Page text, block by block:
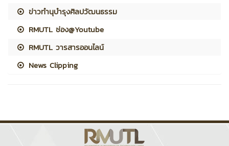
ข่าวทำนุบำรุงศิลปวัฒนธรรม
RMUTL ช่อง@Youtube
RMUTL วารสารออนไลน์
News Clipping